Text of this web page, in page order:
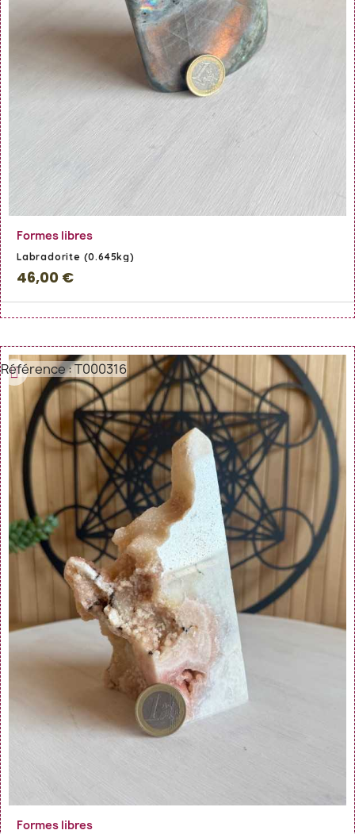
Formes libres
Labradorite (0.645kg)
46,00 €
Formes libres
Référence : T000316